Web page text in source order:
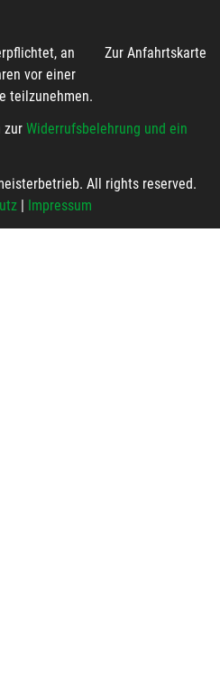
Zur Anfahrtskarte
an
vor einer
teilzunehmen.
zur Widerrufsbelehrung und ein
All rights reserved.
| Impressum